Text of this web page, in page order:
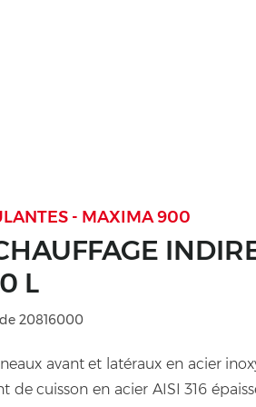
- MAXIMA 900
L
20816000
avant et latéraux en acier
de cuisson en acier AISI 316